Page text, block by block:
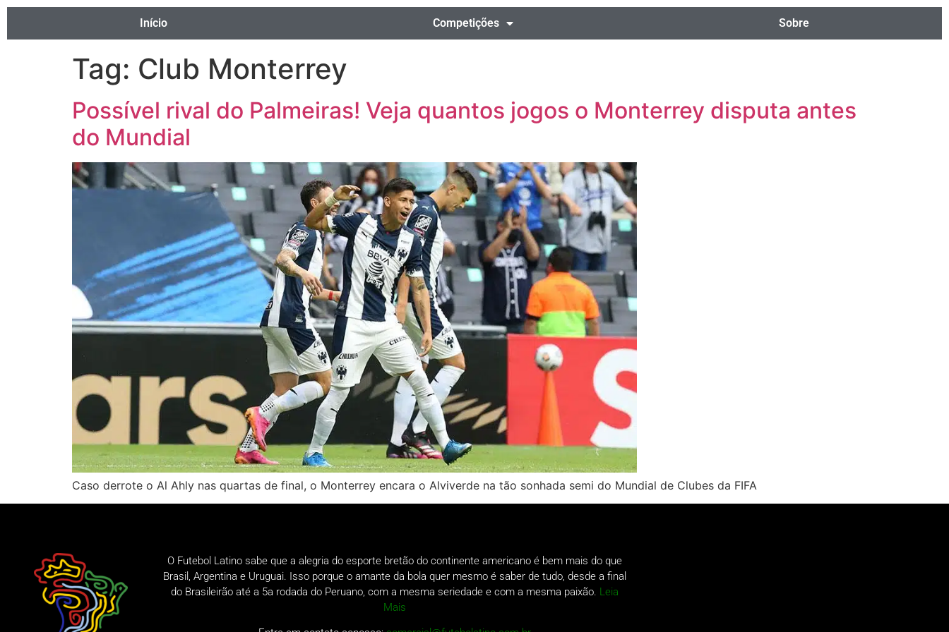
Início Competições Sobre
Tag: Club Monterrey
Possível rival do Palmeiras! Veja quantos jogos o Monterrey disputa antes
do Mundial
Caso derrote o Al Ahly nas quartas de final, o Monterrey encara o Alviverde na tão sonhada semi do Mundial de Clubes da FIFA
O Futebol Latino sabe que a alegria do esporte bretão do continente americano é bem mais do que
Brasil, Argentina e Uruguai. Isso porque o amante da bola quer mesmo é saber de tudo, desde a final
do Brasileirão até a 5a rodada do Peruano, com a mesma seriedade e com a mesma paixão. Leia
Mais